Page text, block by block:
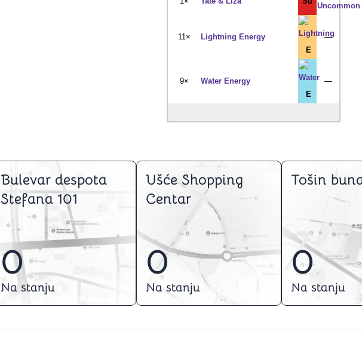
11×
Lightning Energy
E
—
9×
Water Energy
E
—
Bulevar despota
Stefana 101
0
Na stanju
Ušće Shopping
Centar
0
Na stanju
Tošin
0
Na stanju